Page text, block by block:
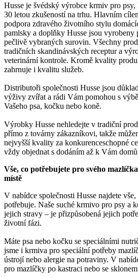
Husse je švédský výrobce krmiv pro
30 letou zkušeností na trhu. Hlavním
podpora zdravého životního stylu
pamlsky a doplňky Husse jsou vyrobeny
pečlivě vybraných surovin. Všechny
tradičních skandinávských receptur a
veterinární kontrole. Kromě kvality
zahrnuje i kvalitu služeb.
Distributoři společnosti Husse jsou
výživy zvířat a rádi Vám pomohou s
Vašeho psa, kočku nebo koně.
Výrobky Husse nehledejte v tradiční
přímo z továrny zákazníkovi, takže
nejvyšší kvality za konkurenceschopné
vždy objednat s dodáním až k Vám
Vše, co potřebujete pro svého
místě
V nabídce společnosti Husse najdete
potřebuje. Naše suché krmivo pro psy a
jejich stravy – je přizpůsobená jejich
životní fázi.
Máte psa nebo kočku se speciálními
jsme i krmiva pro speciální potřeby
ústrojí nebo alergie na potraviny. V
pro mazlíčky po kastraci nebo se